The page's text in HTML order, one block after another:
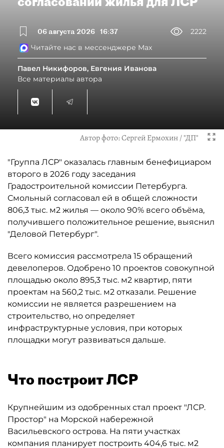
06 августа 2026 16:37
2222
Читайте нас в мессенджере Max
Павел Никифоров, Евгения Иванова
Все материалы автора
Автор фото:Сергей Ермохин / "ДП"
"Группа ЛСР" оказалась главным бенефициаром
второго в 2026 году заседания
Градостроительной комиссии Петербурга.
Смольный согласовал ей в общей сложности
806,3 тыс. м2 жилья — около 90% всего объёма,
получившего положительное решение, выяснил
"Деловой Петербург".
Всего комиссия рассмотрела 15 обращений
девелоперов. Одобрено 10 проектов совокупной
площадью около 895,3 тыс. м2 квартир, пяти
проектам на 560,2 тыс. м2 отказали. Решение
комиссии не является разрешением на
строительство, но определяет
инфраструктурные условия, при которых
площадки могут развиваться дальше.
Что построит ЛСР
Крупнейшим из одобренных стал проект "ЛСР.
Простор" на Морской набережной
Васильевского острова. На пяти участках
компания планирует построить 404,6 тыс. м2